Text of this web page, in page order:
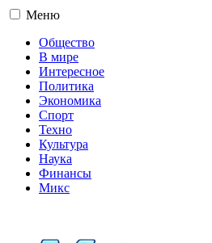
Меню
Общество
В мире
Интересное
Политика
Экономика
Спорт
Техно
Культура
Наука
Финансы
Микс